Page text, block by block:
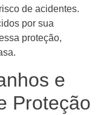
de acidentes.
por sua
proteção,
e
Proteção